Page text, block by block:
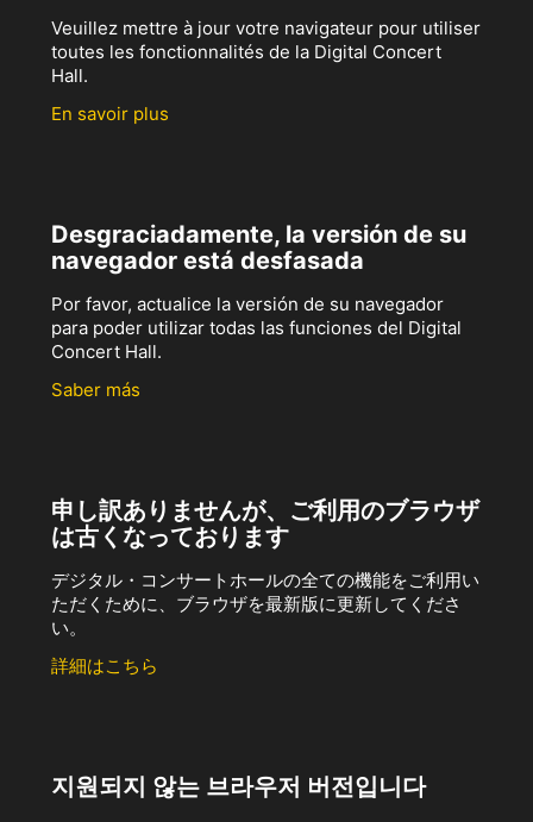
Veuillez mettre à jour votre navigateur pour utiliser
toutes les fonctionnalités de la Digital Concert
Hall.
En savoir plus
Desgraciadamente, la versión de su
navegador está desfasada
Por favor, actualice la versión de su navegador
para poder utilizar todas las funciones del Digital
Concert Hall.
Saber más
申し訳ありませんが、ご利用のブラウザ
は古くなっております
デジタル・コンサートホールの全ての機能をご利用い
ただくために、ブラウザを最新版に更新してくださ
い。
詳細はこちら
지원되지 않는 브라우저 버전입니다